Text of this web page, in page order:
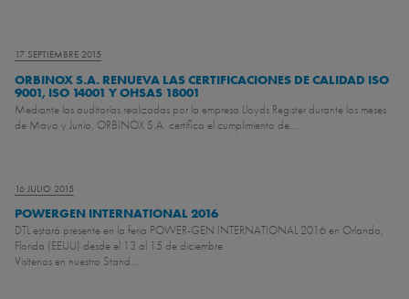
17 SEPTIEMBRE 2015
ORBINOX S.A. RENUEVA LAS CERTIFICACIONES DE CALIDAD ISO
9001, ISO 14001 Y OHSAS 18001
Mediante las auditorías realizadas por la empresa Lloyds Register durante los meses
de Mayo y Junio, ORBINOX S.A. certifica el cumplimiento de...
16 JULIO 2015
POWERGEN INTERNATIONAL 2016
DTL estará presente en la feria POWER-GEN INTERNATIONAL 2016 en Orlando,
Florida (EEUU) desde el 13 al 15 de diciembre.
Visítenos en nuestro Stand...